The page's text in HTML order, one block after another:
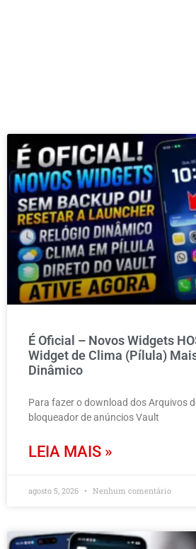
É Oficial – Novos Widgets
Widget de Clima (Pílula)
Dinâmico
Para fazer o download dos Arquivos
bloqueador de anúncios Vault
LEIA MAIS »
agosto 5, 2026 Nenhum comentário